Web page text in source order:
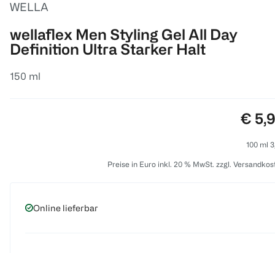
WELLA
wellaflex Men Styling Gel All Day
Definition Ultra Starker Halt
150 ml
€
100 ml
Preise in Euro inkl. 20 % MwSt. zzgl.
Online lieferbar